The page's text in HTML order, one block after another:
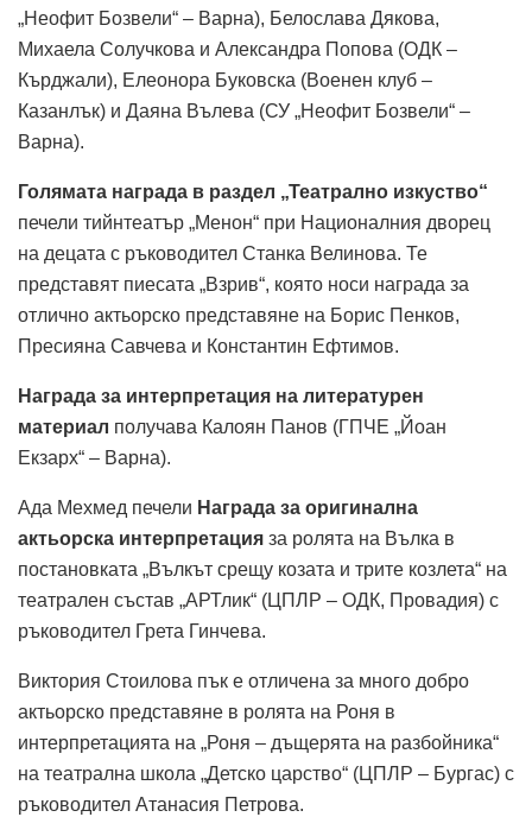
„Неофит Бозвели“ – Варна), Белослава Дякова,
Михаела Солучкова и Александра Попова (ОДК –
Кърджали), Елеонора Буковска (Военен клуб –
Казанлък) и Даяна Вълева (СУ „Неофит Бозвели“ –
Варна).
Голямата награда в раздел „Театрално изкуство“
печели тийнтеатър „Менон“ при Националния дворец
на децата с ръководител Станка Велинова. Те
представят пиесата „Взрив“, която носи награда за
отлично актьорско представяне на Борис Пенков,
Пресияна Савчева и Константин Ефтимов.
Награда за интерпретация на литературен
материал получава Калоян Панов (ГПЧЕ „Йоан
Екзарх“ – Варна).
Ада Мехмед печели Награда за оригинална
актьорска интерпретация за ролята на Вълка в
постановката „Вълкът срещу козата и трите козлета“ на
театрален състав „АРТлик“ (ЦПЛР – ОДК, Провадия) с
ръководител Грета Гинчева.
Виктория Стоилова пък е отличена за много добро
актьорско представяне в ролята на Роня в
интерпретацията на „Роня – дъщерята на разбойника“
на театрална школа „Детско царство“ (ЦПЛР – Бургас) с
ръководител Атанасия Петрова.